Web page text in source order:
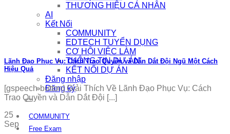
THƯƠNG HIỆU CÁ NHÂN
AI
Kết Nối
COMMUNITY
EDTECH TUYỂN DỤNG
CƠ HỘI VIỆC LÀM
THÔNG TIN DỰ ÁN
KẾT NỐI DỰ ÁN
Đăng nhập
Đăng ký
COMMUNITY
Free Exam
Lãnh Đạo Phục Vụ: Cách Trao Quyền và Dẫn Dắt Đội Ngũ Một Cách
Hiệu Quả
[gspeech-button] Giải Thích Về Lãnh Đạo Phục Vụ: Cách
Trao Quyền và Dẫn Dắt Đội [...]
25
Sep